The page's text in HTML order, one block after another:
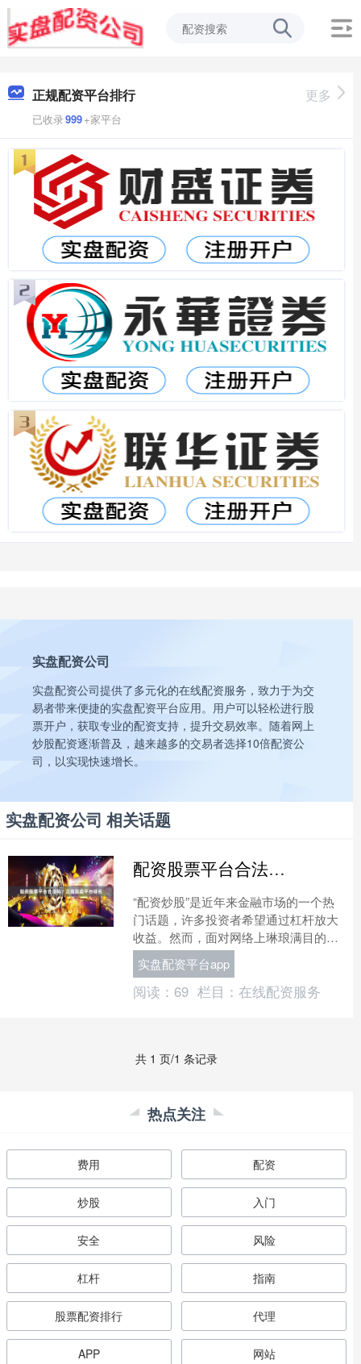
正规配资平台排行
已收录999+家平台
更多
实盘配资公司
实盘配资公司提供了多元化的在线配资服务，致力于为交
易者带来便捷的实盘配资平台应用。用户可以轻松进行股
票开户，获取专业的配资支持，提升交易效率。随着网上
炒股配资逐渐普及，越来越多的交易者选择10倍配资公
司，以实现快速增长。
实盘配资公司 相关话题
配资股票平台合法吗？正规实盘平台排名
“配资炒股”是近年来金融市场的一个热
门话题，许多投资者希望通过杠杆放大
收益。然而，面对网络上琳琅满目的配
资平台广告，一个最核心且令人担忧的
问题浮出水面：**配资....
实盘配资平台app
阅读： 69 栏目： 在线配资服务
共 1 页/1 条记录
热点关注
费用 配资
炒股 入门
安全 风险
杠杆 指南
股票配资排行 代理
APP 网站